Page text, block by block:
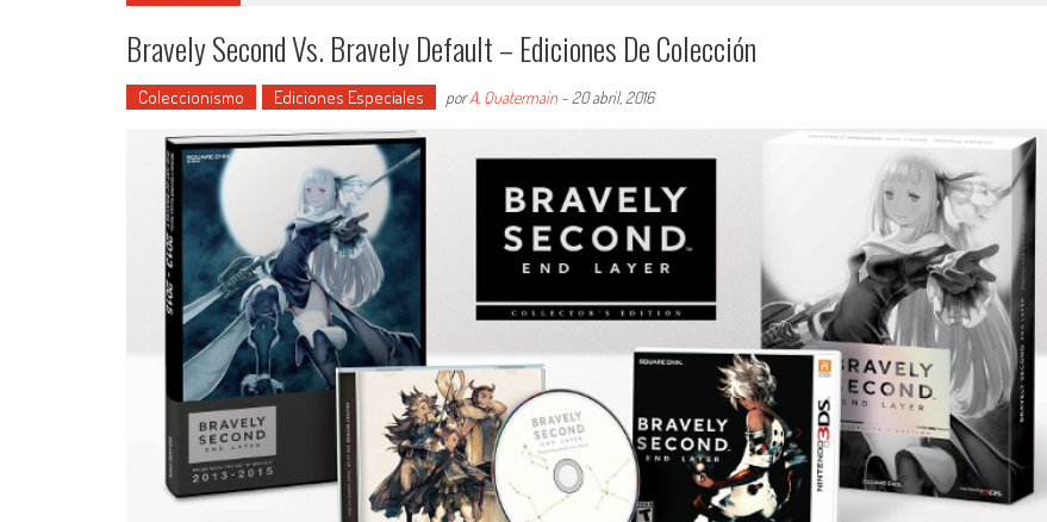
Bravely Second Vs. Bravely Default – Ediciones De Colección
Coleccionismo Ediciones Especiales porA. Quatermain - 20 abril, 2016